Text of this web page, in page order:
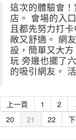
這次的體驗會
店。 會場的入
且都先努力打
敞又舒適。 網
設，簡單又大
玩 旁邊也擺了
的吸引網友。
上一頁 1 2
20
21 22